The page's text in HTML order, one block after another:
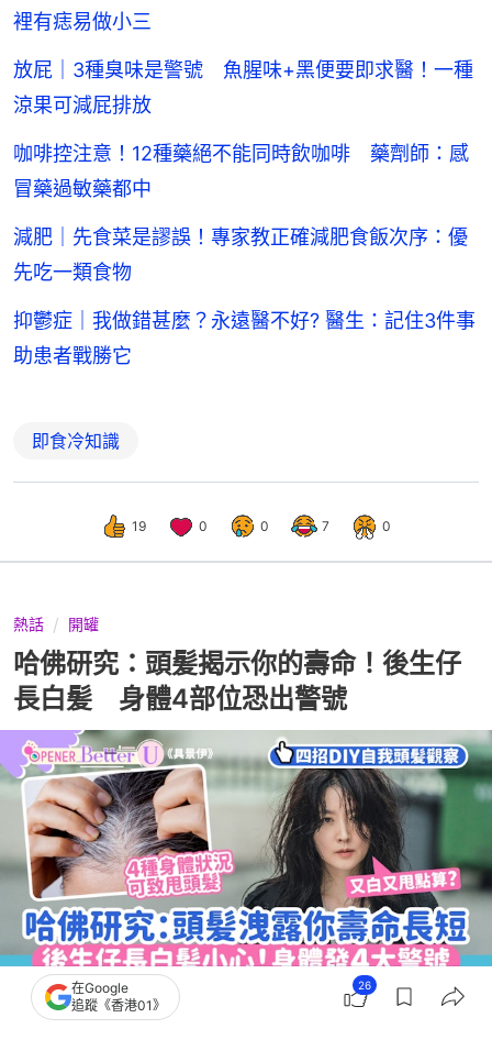
裡有痣易做小三
放屁｜3種臭味是警號 魚腥味+黑便要即求醫！一種
涼果可減屁排放
咖啡控注意！12種藥絕不能同時飲咖啡 藥劑師：感
冒藥過敏藥都中
減肥｜先食菜是謬誤！專家教正確減肥食飯次序：優
先吃一類食物
抑鬱症｜我做錯甚麼？永遠醫不好? 醫生：記住3件事
助患者戰勝它
即食冷知識
19 0 0 7 0
熱話 開罐
哈佛研究：頭髪揭示你的壽命！後生仔
長白髪 身體4部位恐出警號
撰文：爆檸哥
在Google
追蹤《香港01》
26